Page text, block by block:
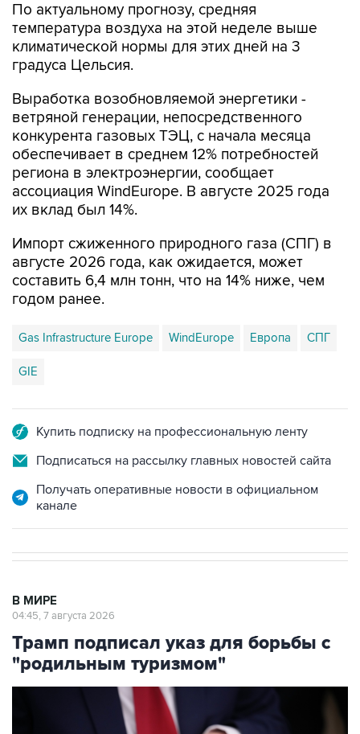
По актуальному прогнозу, средняя
температура воздуха на этой неделе выше
климатической нормы для этих дней на 3
градуса Цельсия.
Выработка возобновляемой энергетики -
ветряной генерации, непосредственного
конкурента газовых ТЭЦ, с начала месяца
обеспечивает в среднем 12% потребностей
региона в электроэнергии, сообщает
ассоциация WindEurope. В августе 2025 года
их вклад был 14%.
Импорт сжиженного природного газа (СПГ) в
августе 2026 года, как ожидается, может
составить 6,4 млн тонн, что на 14% ниже, чем
годом ранее.
Gas Infrastructure Europe WindEurope Европа СПГ
GIE
Купить подписку на профессиональную ленту
Подписаться на рассылку главных новостей сайта
Получать оперативные новости в официальном
канале
В МИРЕ
04:45, 7 августа 2026
Трамп подписал указ для борьбы с
"родильным туризмом"